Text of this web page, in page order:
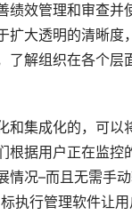
绩效管理和审查并
扩大透明的清晰度
了解组织在各个层
和集成化的，可以
根据用户正在监控
情况–而且无需手
执行管理软件让